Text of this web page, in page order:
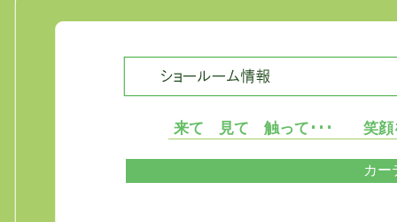
来て 見て 触って･･･ 笑顔を
カー